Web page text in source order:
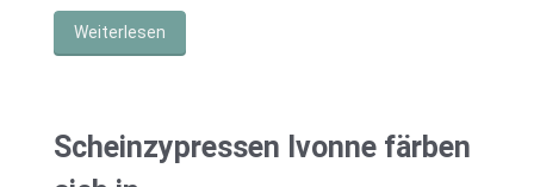
Weiterlesen
Scheinzypressen Ivonne färben